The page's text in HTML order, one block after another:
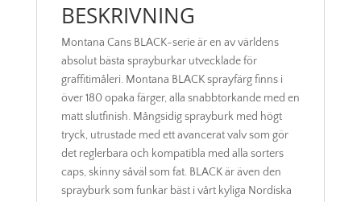
BESKRIVNING
Montana Cans BLACK-serie är en av världens
absolut bästa sprayburkar utvecklade för
graffitimåleri. Montana BLACK sprayfärg finns i
över 180 opaka färger, alla snabbtorkande med en
matt slutfinish. Mångsidig sprayburk med högt
tryck, utrustade med ett avancerat valv som gör
det reglerbara och kompatibla med alla sorters
caps, skinny såväl som fat. BLACK är även den
sprayburk som funkar bäst i vårt kyliga Nordiska